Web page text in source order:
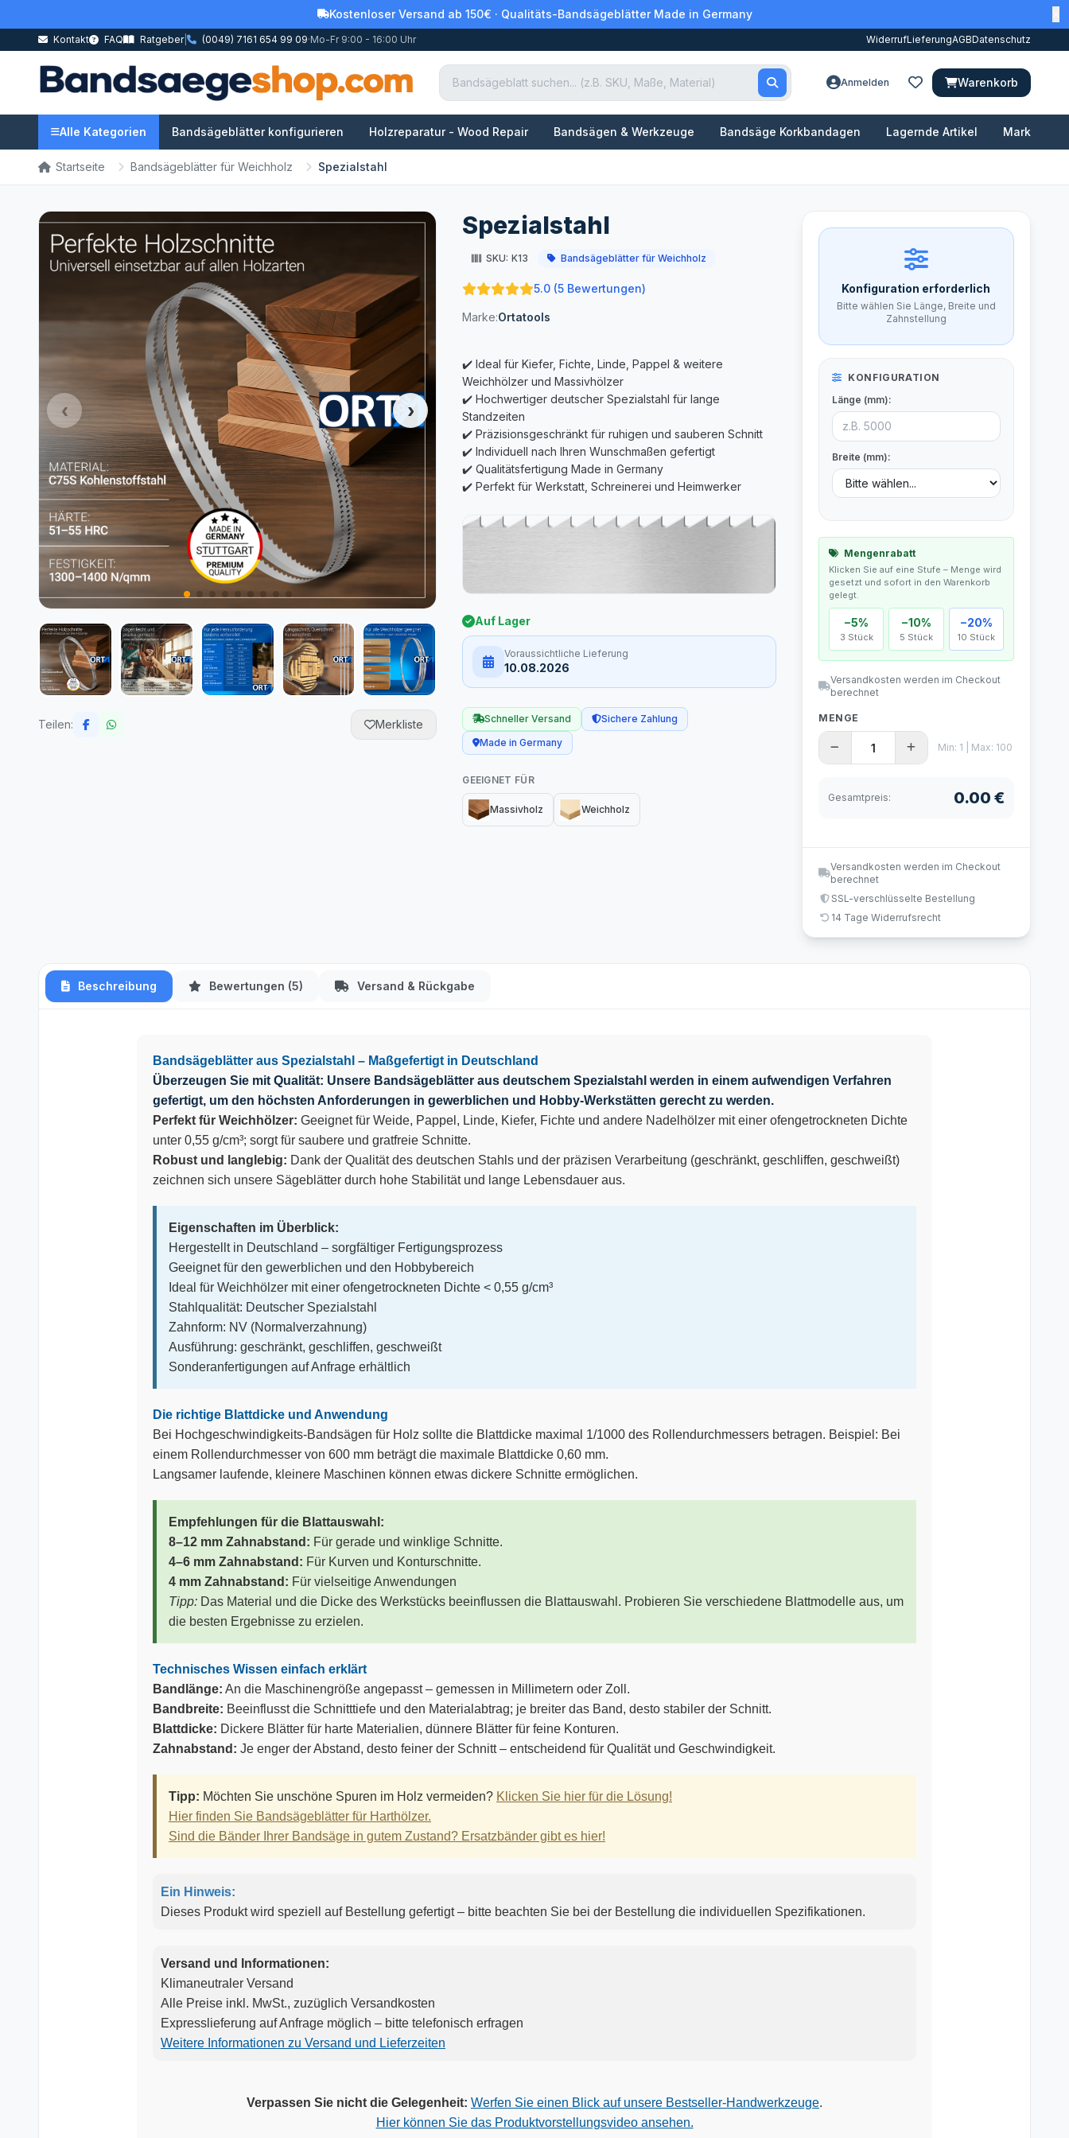
Kostenloser Versand ab 150€ · Qualitäts-Bandsägeblätter Made in Germany
Kontakt FAQ Ratgeber| (0049) 7161 654 99 09·Mo-Fr 9:00 - 16:00 Uhr WiderrufLieferungAGBDatenschutz
Anmelden Warenkorb
Alle Kategorien Bandsägeblätter konfigurieren Holzreparatur - Wood Repair Bandsägen & Werkzeuge Bandsäge Korkbandagen Lagernde Artikel Marken
Startseite Bandsägeblätter für Weichholz Spezialstahl
Teilen: Merkliste
Spezialstahl
SKU: K13 Bandsägeblätter für Weichholz
5.0 (5 Bewertungen)
Marke:Ortatools
✔️ Ideal für Kiefer, Fichte, Linde, Pappel & weitere
Weichhölzer und Massivhölzer
✔️ Hochwertiger deutscher Spezialstahl für lange
Standzeiten
✔️ Präzisionsgeschränkt für ruhigen und sauberen Schnitt
✔️ Individuell nach Ihren Wunschmaßen gefertigt
✔️ Qualitätsfertigung Made in Germany
Auf Lager
Voraussichtliche Lieferung
10.08.2026
Schneller Versand
Sichere Zahlung
Made in Germany
GEEIGNET FÜR
Massivholz Weichholz
Konfiguration erforderlich
Bitte wählen Sie Länge, Breite und
Zahnstellung
KONFIGURATION
Länge (mm):
Breite (mm):
Mengenrabatt
Klicken Sie auf eine Stufe – Menge wird
gesetzt und sofort in den Warenkorb
gelegt.
−5%
3 Stück
−10%
5 Stück
−20%
10 Stück
Versandkosten werden im Checkout
berechnet
MENGE
Min: 1 | Max: 100
Gesamtpreis: 0.00 €
Versandkosten werden im Checkout
berechnet
SSL-verschlüsselte Bestellung
14 Tage Widerrufsrecht
Beschreibung Bewertungen (5) Versand & Rückgabe
Bandsägeblätter aus Spezialstahl – Maßgefertigt in Deutschland
Überzeugen Sie mit Qualität: Unsere Bandsägeblätter aus deutschem Spezialstahl werden in einem aufwendigen Verfahren
gefertigt, um den höchsten Anforderungen in gewerblichen und Hobby-Werkstätten gerecht zu werden.
Perfekt für Weichhölzer: Geeignet für Weide, Pappel, Linde, Kiefer, Fichte und andere Nadelhölzer mit einer ofengetrockneten Dichte
unter 0,55 g/cm³; sorgt für saubere und gratfreie Schnitte.
Robust und langlebig: Dank der Qualität des deutschen Stahls und der präzisen Verarbeitung (geschränkt, geschliffen, geschweißt)
zeichnen sich unsere Sägeblätter durch hohe Stabilität und lange Lebensdauer aus.
Eigenschaften im Überblick:
Hergestellt in Deutschland – sorgfältiger Fertigungsprozess
Geeignet für den gewerblichen und den Hobbybereich
Ideal für Weichhölzer mit einer ofengetrockneten Dichte < 0,55 g/cm³
Stahlqualität: Deutscher Spezialstahl
Zahnform: NV (Normalverzahnung)
Ausführung: geschränkt, geschliffen, geschweißt
Sonderanfertigungen auf Anfrage erhältlich
Die richtige Blattdicke und Anwendung
Bei Hochgeschwindigkeits-Bandsägen für Holz sollte die Blattdicke maximal 1/1000 des Rollendurchmessers betragen. Beispiel: Bei
einem Rollendurchmesser von 600 mm beträgt die maximale Blattdicke 0,60 mm.
Langsamer laufende, kleinere Maschinen können etwas dickere Schnitte ermöglichen.
Empfehlungen für die Blattauswahl:
8–12 mm Zahnabstand: Für gerade und winklige Schnitte.
4–6 mm Zahnabstand: Für Kurven und Konturschnitte.
4 mm Zahnabstand: Für vielseitige Anwendungen
Tipp: Das Material und die Dicke des Werkstücks beeinflussen die Blattauswahl. Probieren Sie verschiedene Blattmodelle aus, um
die besten Ergebnisse zu erzielen.
Technisches Wissen einfach erklärt
Bandlänge: An die Maschinengröße angepasst – gemessen in Millimetern oder Zoll.
Bandbreite: Beeinflusst die Schnitttiefe und den Materialabtrag; je breiter das Band, desto stabiler der Schnitt.
Blattdicke: Dickere Blätter für harte Materialien, dünnere Blätter für feine Konturen.
Zahnabstand: Je enger der Abstand, desto feiner der Schnitt – entscheidend für Qualität und Geschwindigkeit.
Tipp: Möchten Sie unschöne Spuren im Holz vermeiden? Klicken Sie hier für die Lösung!
Hier finden Sie Bandsägeblätter für Harthölzer.
Sind die Bänder Ihrer Bandsäge in gutem Zustand? Ersatzbänder gibt es hier!
Ein Hinweis:
Dieses Produkt wird speziell auf Bestellung gefertigt – bitte beachten Sie bei der Bestellung die individuellen Spezifikationen.
Versand und Informationen:
Klimaneutraler Versand
Alle Preise inkl. MwSt., zuzüglich Versandkosten
Expresslieferung auf Anfrage möglich – bitte telefonisch erfragen
Weitere Informationen zu Versand und Lieferzeiten
Verpassen Sie nicht die Gelegenheit: Werfen Sie einen Blick auf unsere Bestseller-Handwerkzeuge.
Hier können Sie das Produktvorstellungsvideo ansehen.